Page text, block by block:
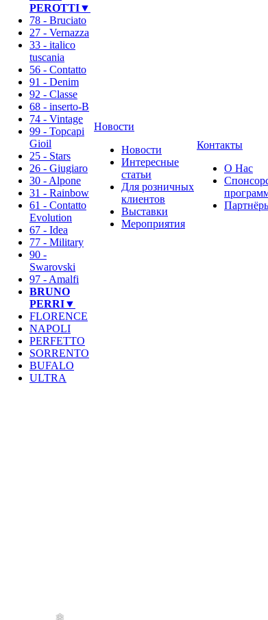
PEROTTI▼
78 - Bruciato
27 - Vernazza
33 - italico
tuscania
56 - Contatto
91 - Denim
92 - Classe
68 - inserto-B
74 - Vintage
99 - Topcapi
Gioil
25 - Stars
26 - Giugiaro
30 - Alpone
31 - Rainbow
61 - Contatto
Evolution
67 - Idea
77 - Military
90 -
Swarovski
97 - Amalfi
BRUNO
PERRI▼
FLORENCE
NAPOLI
PERFETTO
SORRENTO
BUFALO
ULTRA
Новости
Новости
Интересные
статьи
Для розничных
клиентов
Выставки
Мероприятия
Контакты
О Нас